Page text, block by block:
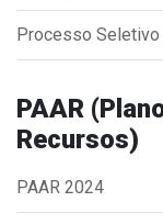
Portal da
Processo
PAAR
Recursos)
PAAR 2024